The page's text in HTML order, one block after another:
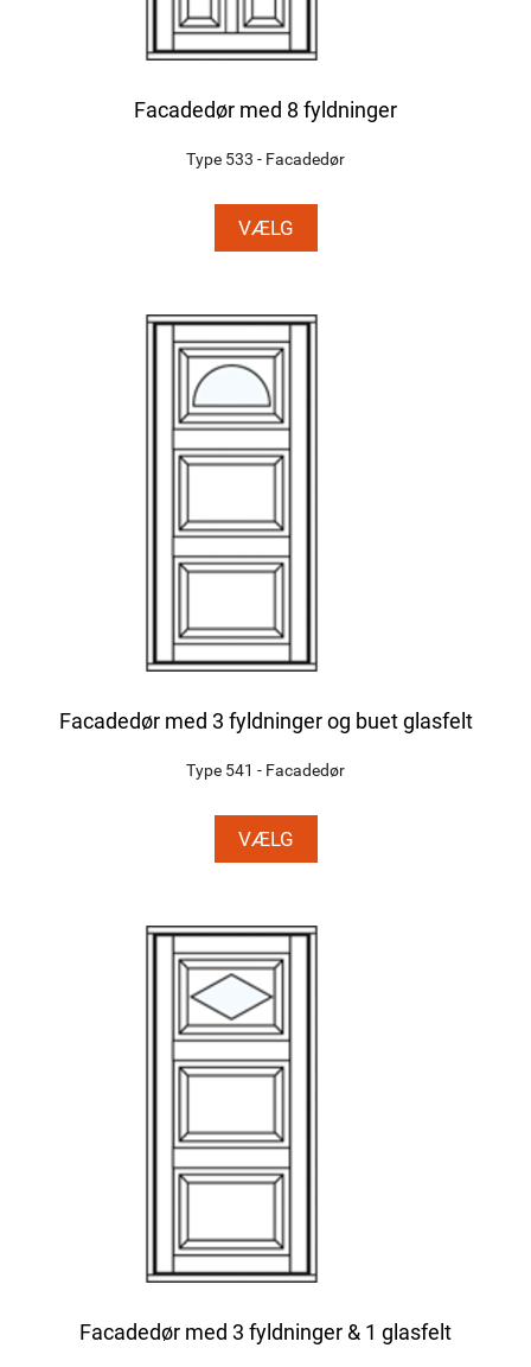
Facadedør med 8 fyldninger
Type 533 - Facadedør
VÆLG
Facadedør med 3 fyldninger og buet glasfelt
Type 541 - Facadedør
VÆLG
Facadedør med 3 fyldninger & 1 glasfelt